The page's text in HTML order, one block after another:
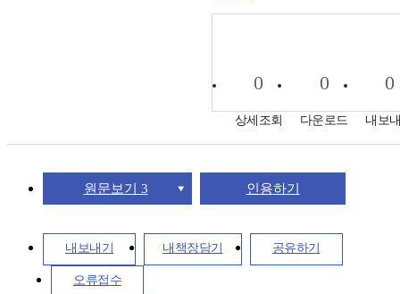
0
상세조회
0
다운로드
0
내보
원문보기 3 인용하기
내보내기 내책장담기 공유하기
오류접수